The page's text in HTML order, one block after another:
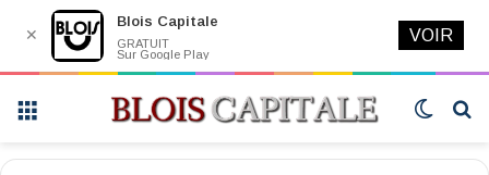
Switch
✕
Blois Capitale
GRATUIT
Sur Google Play
VOIR